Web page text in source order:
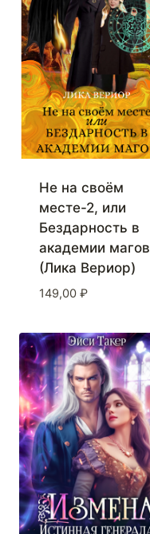
Не на своём
месте-2, или
Бездарность в
академии магов
(Лика Вериор)
149,00 ₽